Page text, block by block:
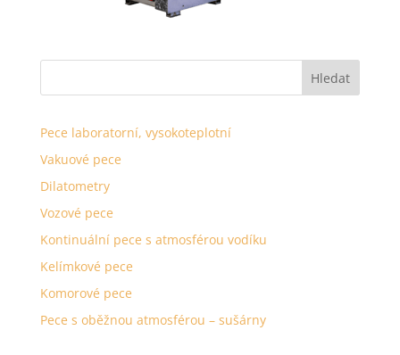
Pece laboratorní, vysokoteplotní
Vakuové pece
Dilatometry
Vozové pece
Kontinuální pece s atmosférou vodíku
Kelímkové pece
Komorové pece
Pece s oběžnou atmosférou – sušárny